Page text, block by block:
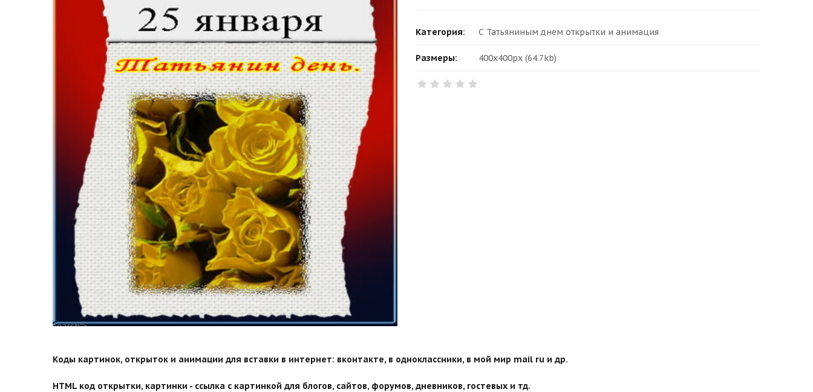
search">
Категория: С Татьяниным днем открытки и анимация
Размеры: 400x400px (64.7kb)
Коды картинок, открыток и анимации для вставки в интернет: вконтакте, в одноклассники, в мой мир mail ru и др.
HTML код открытки, картинки - ссылка с картинкой для блогов, сайтов, форумов, дневников, гостевых и тд.